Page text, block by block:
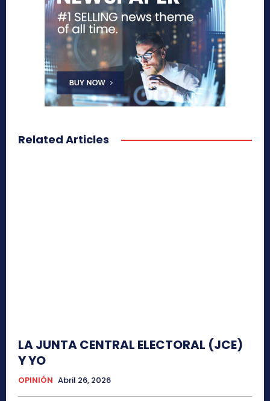
Related Articles
LA JUNTA CENTRAL ELECTORAL (JCE)
Y YO
OPINIÓN Abril 26, 2026